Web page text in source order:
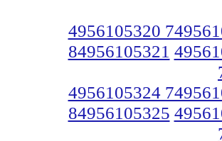
4956105320
84956105321
4956105324
84956105325